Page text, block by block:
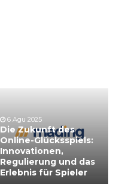
6 Agu 2025
Die Zukunft des
Online-Glücksspiels:
Innovationen,
Regulierung und das
Erlebnis für Spieler